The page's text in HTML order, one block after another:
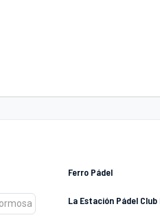
Ferro Pádel
La Estación Pádel Club